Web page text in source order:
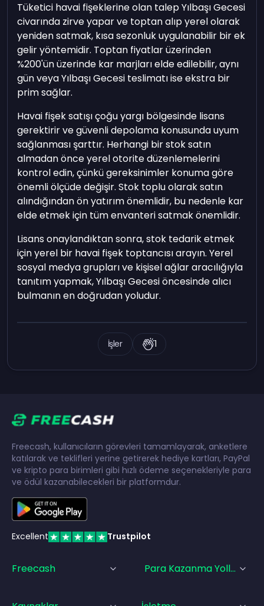
Tüketici havai fişeklerine olan talep Yılbaşı Gecesi
civarında zirve yapar ve toptan alıp yerel olarak
yeniden satmak, kısa sezonluk uygulanabilir bir ek
gelir yöntemidir. Toptan fiyatlar üzerinden
%200'ün üzerinde kar marjları elde edilebilir, aynı
gün veya Yılbaşı Gecesi teslimatı ise ekstra bir
prim sağlar.
Havai fişek satışı çoğu yargı bölgesinde lisans
gerektirir ve güvenli depolama konusunda uyum
sağlanması şarttır. Herhangi bir stok satın
almadan önce yerel otorite düzenlemelerini
kontrol edin, çünkü gereksinimler konuma göre
önemli ölçüde değişir. Stok toplu olarak satın
alındığından ön yatırım önemlidir, bu nedenle kar
elde etmek için tüm envanteri satmak önemlidir.
Lisans onaylandıktan sonra, stok tedarik etmek
için yerel bir havai fişek toptancısı arayın. Yerel
sosyal medya grupları ve kişisel ağlar aracılığıyla
tanıtım yapmak, Yılbaşı Gecesi öncesinde alıcı
bulmanın en doğrudan yoludur.
İşler 1
Freecash, kullanıcıların görevleri tamamlayarak, anketlere
katılarak ve teklifleri yerine getirerek hediye kartları, PayPal
ve kripto para birimleri gibi hızlı ödeme seçenekleriyle para
ve ödül kazanabilecekleri bir platformdur.
Excellent Trustpilot
Freecash Para Kazanma Yolları